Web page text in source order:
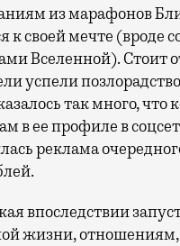
из марафонов
своей мечте (вроде
Вселенной). Стоит
успели
так много,
в ее профиле в
реклама
впоследствии
жизни,